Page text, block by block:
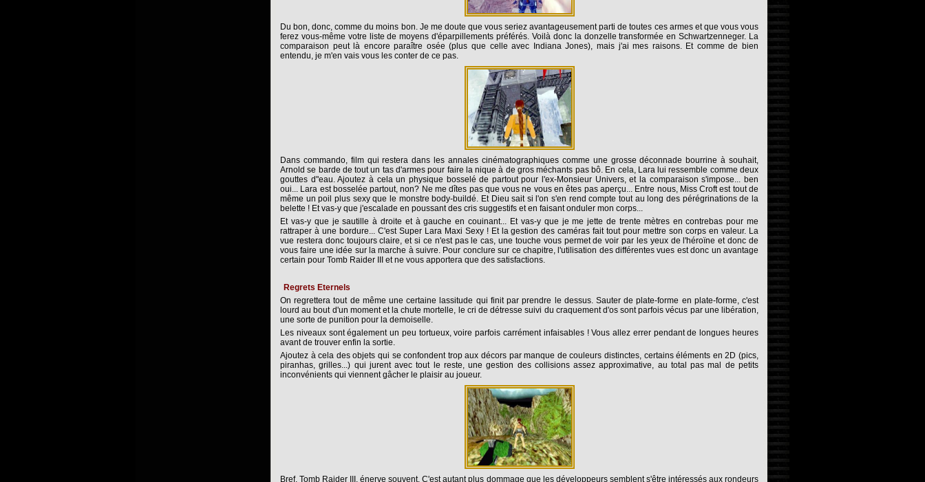
Du bon, donc, comme du moins bon. Je me doute que vous seriez avantageusement parti de toutes ces armes et que vous vous
ferez vous-même votre liste de moyens d'éparpillements préférés. Voilà donc la donzelle transformée en Schwartzenneger. La
comparaison peut là encore paraître osée (plus que celle avec Indiana Jones), mais j'ai mes raisons. Et comme de bien
entendu, je m'en vais vous les conter de ce pas.
Dans commando, film qui restera dans les annales cinématographiques comme une grosse déconnade bourrine à souhait,
Arnold se barde de tout un tas d'armes pour faire la nique à de gros méchants pas bô. En cela, Lara lui ressemble comme deux
gouttes d"eau. Ajoutez à cela un physique bosselé de partout pour l'ex-Monsieur Univers, et la comparaison s'impose... ben
oui... Lara est bosselée partout, non? Ne me dîtes pas que vous ne vous en êtes pas aperçu... Entre nous, Miss Croft est tout de
même un poil plus sexy que le monstre body-buildé. Et Dieu sait si l'on s'en rend compte tout au long des pérégrinations de la
belette ! Et vas-y que j'escalade en poussant des cris suggestifs et en faisant onduler mon corps...
Et vas-y que je sautille à droite et à gauche en couinant... Et vas-y que je me jette de trente mètres en contrebas pour me
rattraper à une bordure... C'est Super Lara Maxi Sexy ! Et la gestion des caméras fait tout pour mettre son corps en valeur. La
vue restera donc toujours claire, et si ce n'est pas le cas, une touche vous permet de voir par les yeux de l'héroïne et donc de
vous faire une idée sur la marche à suivre. Pour conclure sur ce chapitre, l'utilisation des différentes vues est donc un avantage
certain pour Tomb Raider III et ne vous apportera que des satisfactions.
Regrets Eternels
On regrettera tout de même une certaine lassitude qui finit par prendre le dessus. Sauter de plate-forme en plate-forme, c'est
lourd au bout d'un moment et la chute mortelle, le cri de détresse suivi du craquement d'os sont parfois vécus par une libération,
une sorte de punition pour la demoiselle.
Les niveaux sont également un peu tortueux, voire parfois carrément infaisables ! Vous allez errer pendant de longues heures
avant de trouver enfin la sortie.
Ajoutez à cela des objets qui se confondent trop aux décors par manque de couleurs distinctes, certains éléments en 2D (pics,
piranhas, grilles...) qui jurent avec tout le reste, une gestion des collisions assez approximative, au total pas mal de petits
inconvénients qui viennent gâcher le plaisir au joueur.
Bref, Tomb Raider III, énerve souvent. C'est autant plus dommage que les développeurs semblent s'être intéressés aux rondeurs